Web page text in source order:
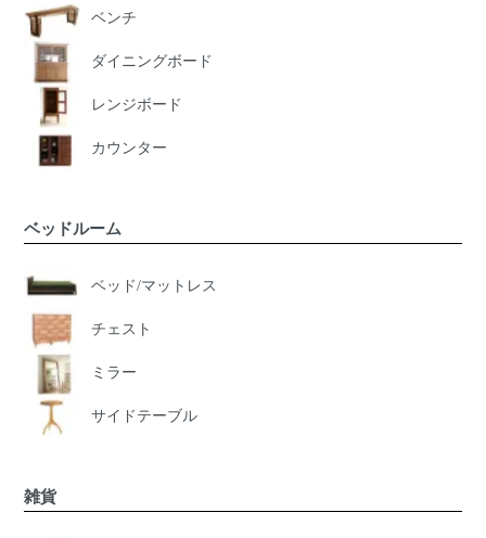
ベンチ
ダイニングボード
レンジボード
カウンター
ベッドルーム
ベッド/マットレス
チェスト
ミラー
サイドテーブル
雑貨